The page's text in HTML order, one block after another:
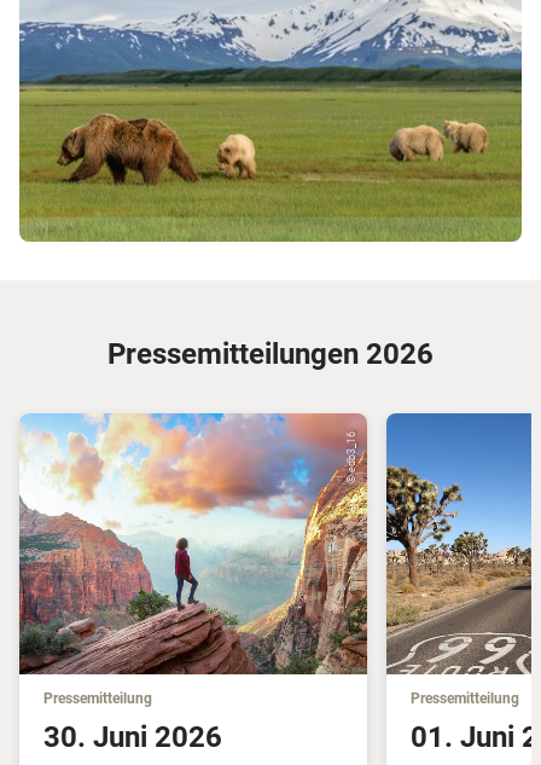
Pressemitteilungen 2026
© edb3_16
Pressemitteilung
30. Juni 2026
Pressemitteilung
01. Juni